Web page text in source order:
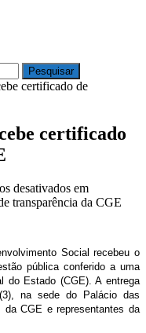
certificado de
certificado
desativados em
transparência da CGE
Social recebeu o
pública conferido a uma
do Estado (CGE). A entrega
na sede do Palácio das
CGE e representantes da